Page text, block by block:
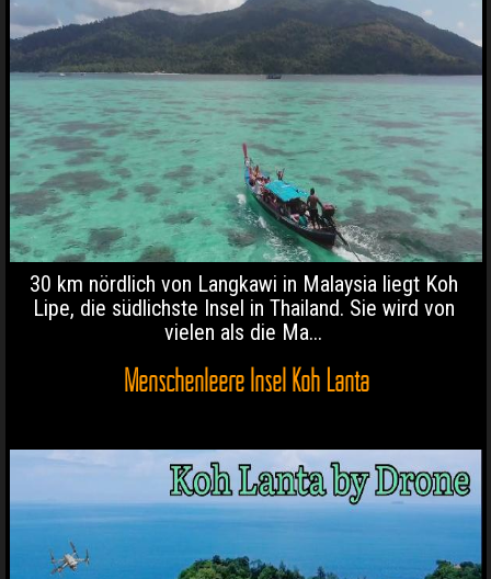
30 km nördlich von Langkawi in Malaysia liegt Koh
Lipe, die südlichste Insel in Thailand. Sie wird von
vielen als die Ma...
Menschenleere Insel Koh Lanta